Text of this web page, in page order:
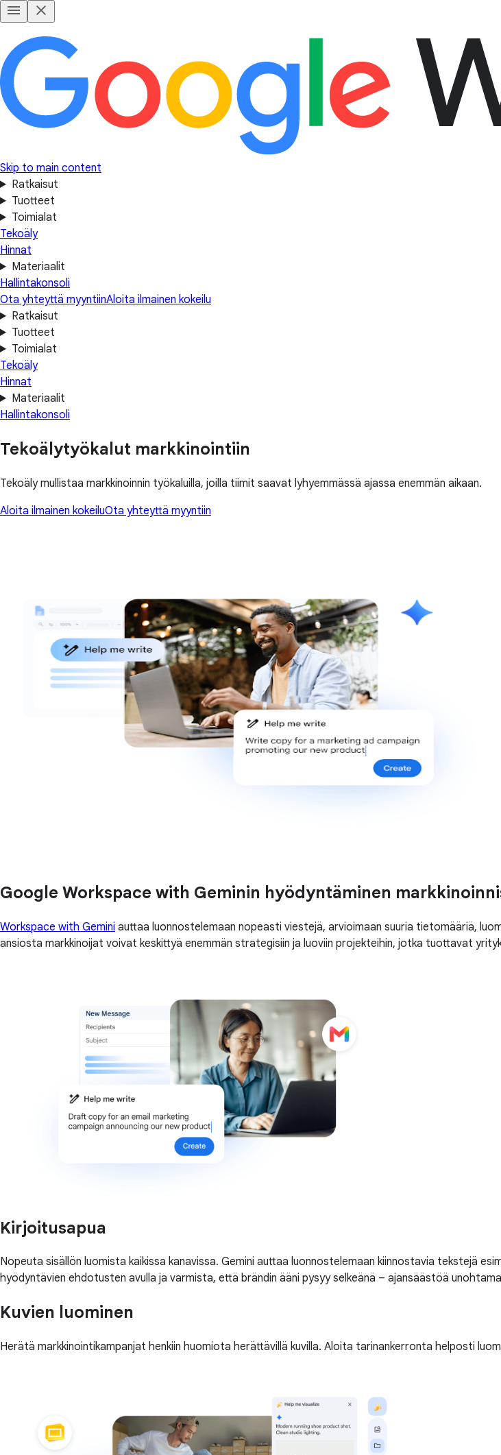
Skip to main content
Ratkaisut
Tuotteet
Toimialat
Tekoäly
Hinnat
Materiaalit
Hallintakonsoli
Ota yhteyttä myyntiinAloita ilmainen kokeilu
Ratkaisut
Tuotteet
Toimialat
Tekoäly
Hinnat
Materiaalit
Hallintakonsoli
Tekoälytyökalut markkinointiin
Tekoäly mullistaa markkinoinnin työkaluilla, joilla tiimit saavat lyhyemmässä ajassa enemmän aikaan.
Aloita ilmainen kokeiluOta yhteyttä myyntiin
Google Workspace with Geminin hyödyntäminen
Workspace with Gemini auttaa luonnostelemaan nopeasti viestejä, arvioimaan suuria tietomääriä,
ansiosta markkinoijat voivat keskittyä enemmän strategisiin ja luoviin projekteihin, jotka tuottavat
Kirjoitusapua
Nopeuta sisällön luomista kaikissa kanavissa. Gemini auttaa luonnostelemaan kiinnostavia tekstejä
hyödyntävien ehdotusten avulla ja varmista, että brändin ääni pysyy selkeänä – ajansäästöä
Kuvien luominen
Herätä markkinointikampanjat henkiin huomiota herättävillä kuvilla. Aloita tarinankerronta helposti